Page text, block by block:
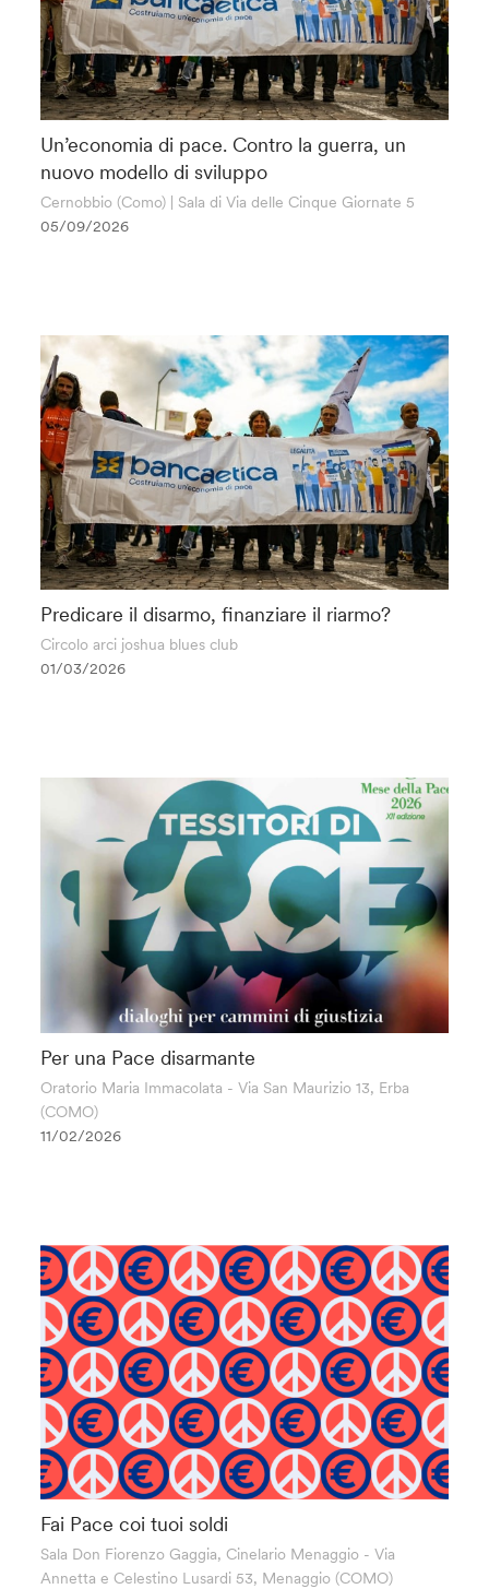
Un’economia di pace. Contro la guerra, un
nuovo modello di sviluppo
Cernobbio (Como) | Sala di Via delle Cinque Giornate 5
05/09/2026
Predicare il disarmo, finanziare il riarmo?
Circolo arci joshua blues club
01/03/2026
Per una Pace disarmante
Oratorio Maria Immacolata - Via San Maurizio 13, Erba
(COMO)
11/02/2026
Fai Pace coi tuoi soldi
Sala Don Fiorenzo Gaggia, Cinelario Menaggio - Via
Annetta e Celestino Lusardi 53, Menaggio (COMO)